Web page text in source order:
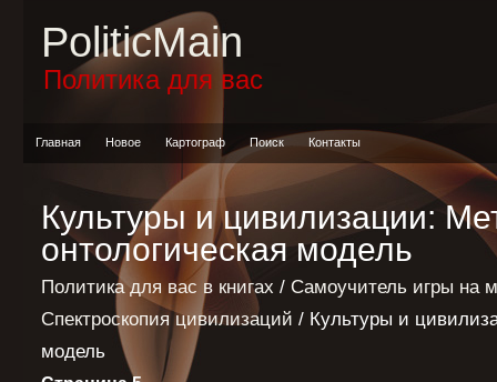
PoliticMain
Политика для вас
Главная Новое Картограф Поиск Контакты
Культуры и цивилизации:
онтологическая модель
Политика для вас в книгах / Самоучитель игры на
Спектроскопия цивилизаций / Культуры и
модель